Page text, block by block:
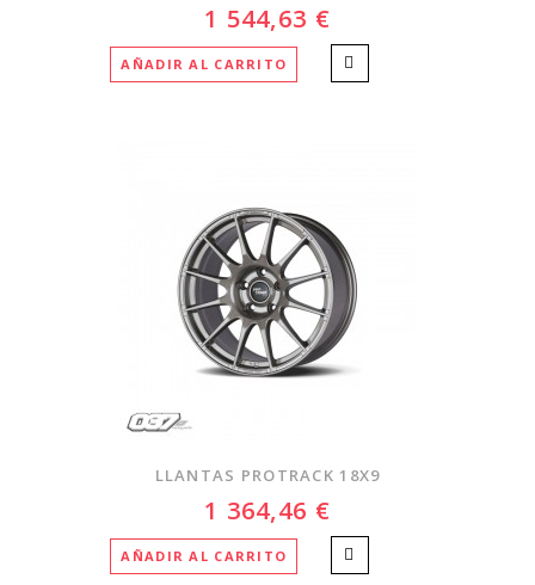
1 544,63 €
AÑADIR AL CARRITO
LLANTAS PROTRACK 18X9
1 364,46 €
AÑADIR AL CARRITO